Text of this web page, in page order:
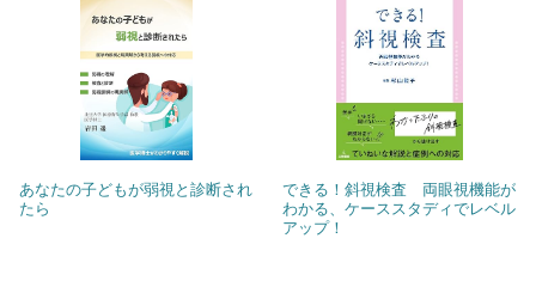
あなたの子どもが弱視と診断され
たら
できる！斜視検査 両眼視機能が
わかる、ケーススタディでレベル
アップ！